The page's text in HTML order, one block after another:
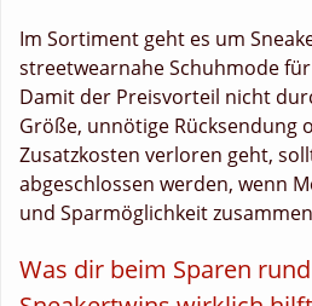
Im Sortiment geht es um
streetwearnahe Schuhmode
Damit der Preisvorteil nicht
Größe, unnötige Rücksendung
Zusatzkosten verloren geht,
abgeschlossen werden, wenn
und Sparmöglichkeit
Was dir beim Sparen